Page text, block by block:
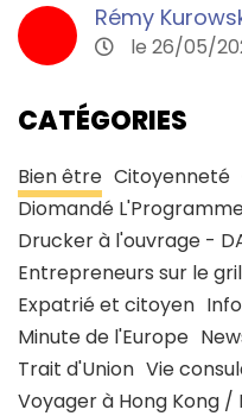
Rémy
le 26/05/
CATÉGORIES
Bien être Citoyenneté
Diomandé
Drucker à l'ouvrage -
Entrepreneurs sur le
Expatrié et citoyen
Minute de l'Europe
Trait d'Union Vie
Voyager à Hong Kong /